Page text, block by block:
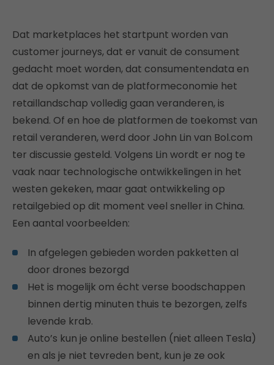
Dat marketplaces het startpunt worden van
customer journeys, dat er vanuit de consument
gedacht moet worden, dat consumentendata en
dat de opkomst van de platformeconomie het
retaillandschap volledig gaan veranderen, is
bekend. Of en hoe de platformen de toekomst van
retail veranderen, werd door John Lin van Bol.com
ter discussie gesteld. Volgens Lin wordt er nog te
vaak naar technologische ontwikkelingen in het
westen gekeken, maar gaat ontwikkeling op
retailgebied op dit moment veel sneller in China.
Een aantal voorbeelden:
In afgelegen gebieden worden pakketten al
door drones bezorgd
Het is mogelijk om écht verse boodschappen
binnen dertig minuten thuis te bezorgen, zelfs
levende krab.
Auto’s kun je online bestellen (niet alleen Tesla)
en als je niet tevreden bent, kun je ze ook